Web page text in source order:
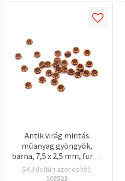
Antik virág mintás
műanyag gyöngyök,
barna, 7,5 x 2,5 mm, furat:
1 mm, 50 g (~400 db)
SKU (leltári azonosító):
103523